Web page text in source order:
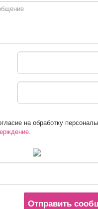
на обработку
Отправить